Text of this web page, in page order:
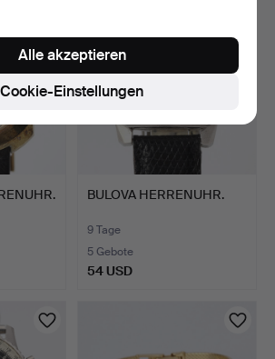
BULOVA HERRENUHR.
9 Tage
5 Gebote
54 USD
Cookie-Einstellungen
Alle akzeptieren